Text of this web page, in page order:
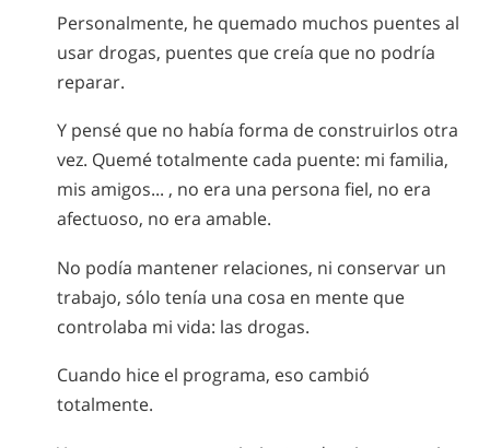
Personalmente, he quemado muchos puentes al
usar drogas, puentes que creía que no podría
reparar.
Y pensé que no había forma de construirlos otra
vez. Quemé totalmente cada puente: mi familia,
mis amigos... , no era una persona fiel, no era
afectuoso, no era amable.
No podía mantener relaciones, ni conservar un
trabajo, sólo tenía una cosa en mente que
controlaba mi vida: las drogas.
Cuando hice el programa, eso cambió
totalmente.